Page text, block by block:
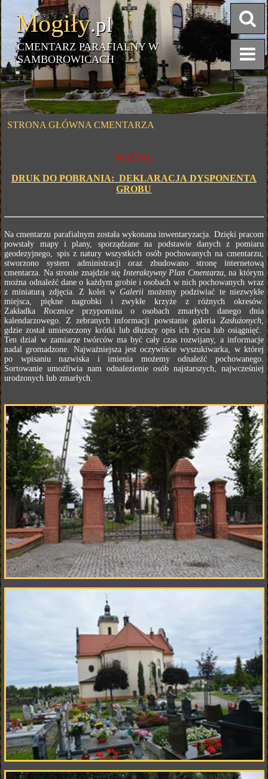
Mogiły.pl
CMENTARZ PARAFIALNY W
SAMBOROWICACH
STRONA GŁÓWNA CMENTARZA
WAŻNE
DRUK DO POBRANIA: DEKLARACJA DYSPONENTA
GROBU
Na cmentarzu parafialnym została wykonana inwentaryzacja. Dzięki pracom
powstały mapy i plany, sporządzane na podstawie danych z pomiaru
geodezyjnego, spis z natury wszystkich osób pochowanych na cmentarzu,
stworzono system administracji oraz zbudowano stronę internetową
cmentarza. Na stronie znajdzie się Interaktywny Plan Cmentarza, na którym
można odnaleźć dane o każdym grobie i osobach w nich pochowanych wraz
z miniaturą zdjęcia. Z kolei wGalerii możemy podziwiać te niezwykłe
miejsca, piękne nagrobki i zwykłe krzyże z różnych okresów.
ZakładkaRocznice przypomina o osobach zmarłych danego dnia
kalendarzowego. Z zebranych informacji powstanie galeria Zasłużonych,
gdzie został umieszczony krótki lub dłuższy opis ich życia lub osiągnięć.
Ten dział w zamiarze twórców ma być cały czas rozwijany, a informacje
nadal gromadzone. Najważniejsza jest oczywiście wyszukiwarka, w której
po wpisaniu nazwiska i imienia możemy odnaleźć pochowanego.
Sortowanie umożliwia nam odnalezienie osób najstarszych, najwcześniej
urodzonych lub zmarłych.